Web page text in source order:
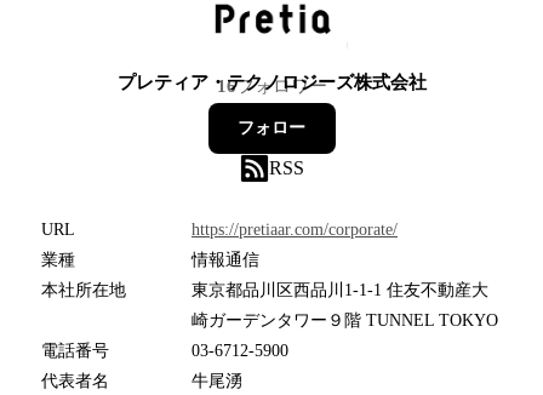
プレティア・テクノロジーズ株式会社
16フォロワー
フォロー
RSS
URL
https://pretiaar.com/corporate/
業種
情報通信
本社所在地
東京都品川区西品川1-1-1 住友不動産大
崎ガーデンタワー９階 TUNNEL TOKYO
電話番号
03-6712-5900
代表者名
牛尾湧